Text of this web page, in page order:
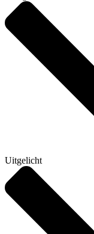
Uitgelicht